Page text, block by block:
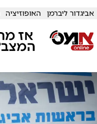
אביגדור ליברמן האופוזיציה